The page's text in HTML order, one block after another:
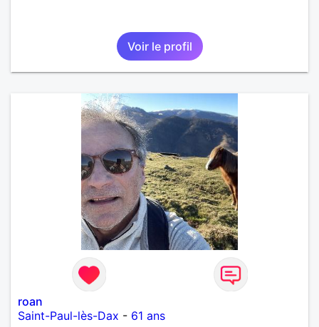
Voir le profil
roan
Saint-Paul-lès-Dax - 61 ans